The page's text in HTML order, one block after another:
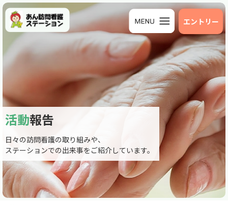
エントリー
活動報告
日々の訪問看護の取り組みや、
ステーションでの出来事をご紹介しています。